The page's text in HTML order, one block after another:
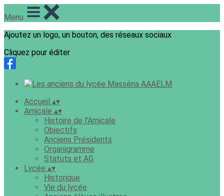
Menu
Ajoutez un logo, un bouton, des réseaux sociaux
Cliquez pour éditer
Accueil ▴▾
Amicale ▴▾
Histoire de l'Amicale
Objectifs
Anciens Présidents
Organigramme
Statuts et AG
Lycée ▴▾
Historique
Vie du lycée